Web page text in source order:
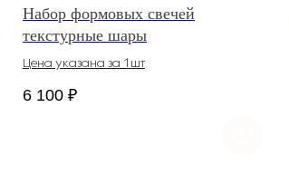
Набор формовых свечей
текстурные шары
Цена указана за 1шт
6 100 ₽